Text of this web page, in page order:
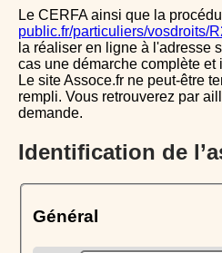
Le CERFA ainsi que la
public.fr/particuliers/vosdroits/
la réaliser en ligne à l'adresse
cas une démarche complète
Le site Assoce.fr ne peut-être
rempli. Vous retrouverez par
demande.
Identification de
Général